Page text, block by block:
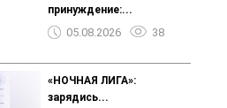
принуждение:...
05.08.2026 38
«НОЧНАЯ ЛИГА»:
зарядись...